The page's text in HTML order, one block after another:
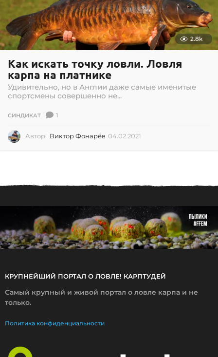
2.8k
Как искать точку ловли. Ловля
карпа на платнике
Удивительно, но в Англии даже самые именитые
спортсмены совершенно не...
СИНДИКАТ 1
Автор: Виктор Фонарёв 04.02.2021
1
КРУПНЕЙШИЙ ПОРТАЛ О ЛОВЛЕ! КАРПТУДЕЙ
Самый крупный и живой портал о ловле карпа и не
только.
Политика конфиденциальности